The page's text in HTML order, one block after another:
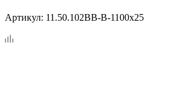
Артикул: 11.50.102BB-B-1100x25